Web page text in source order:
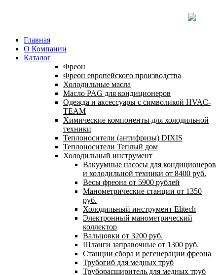
Главная
О Компании
Каталог
Фреон
Фреон европейского производства
Холодильные масла
Масло PAG для кондиционеров
Одежда и аксессуары с символикой HVAC-
TEAM
Химические компоненты для холодильной
техники
Теплоносители (антифризы) DIXIS
Теплоносители Теплый дом
Холодильный инструмент
Вакуумные насосы для кондиционеров
и холодильной техники от 8400 руб.
Весы фреона от 5900 рублей
Манометрические станции от 1350
руб.
Холодильный инструмент Elitech
Электронный манометрический
коллектор
Вальцовки от 3200 руб.
Шланги заправочные от 1300 руб.
Станции сбора и регенерации фреона
Трубогиб для медных труб
Труборасширитель для медных труб